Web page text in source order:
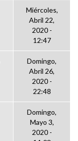
Miércoles,
Abril 22,
2020 -
12:47
Domingo,
Abril 26,
2020 -
22:48
Domingo,
Mayo 3,
2020 -